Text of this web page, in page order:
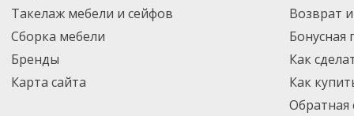
Такелаж мебели и сейфов
Сборка мебели
Бренды
Карта сайта
Возврат
Бонусная
Как
Как
Обратная